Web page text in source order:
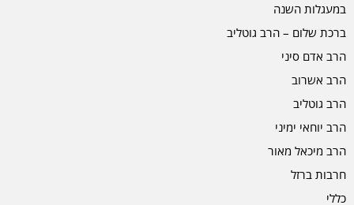
במעגלות השנה
ברכת שלום – הרב גוטליב
הרב אדם סיני
הרב אשרוב
הרב גוטליב
הרב יוחאי ימיני
הרב מיכאל מאור
חרבות ברזל
כללי